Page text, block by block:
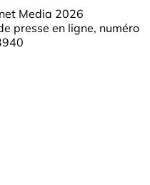
Media 2026
presse en ligne, numéro